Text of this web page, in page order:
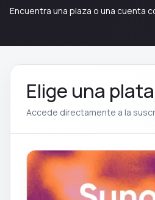
Encuentra una plaza o una cuenta
Elige una
Accede directamente a la